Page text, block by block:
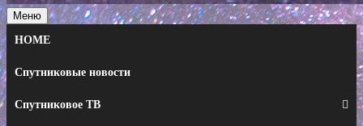
Меню
HOME
Спутниковые новости
Спутниковое ТВ